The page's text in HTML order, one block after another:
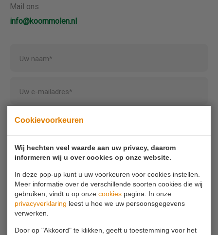
Cookievoorkeuren
Wij hechten veel waarde aan uw privacy, daarom
informeren wij u over cookies op onze website.
In deze pop-up kunt u uw voorkeuren voor cookies instellen.
Meer informatie over de verschillende soorten cookies die wij
gebruiken, vindt u op onze cookies pagina. In onze
privacyverklaring leest u hoe we uw persoonsgegevens
verwerken.
Door op "Akkoord" te klikken, geeft u toestemming voor het
Mail ons
info@koornmolen.nl
Uw naam*
Uw e-mailadres*
Uw telefoonnummer
Uw bericht*